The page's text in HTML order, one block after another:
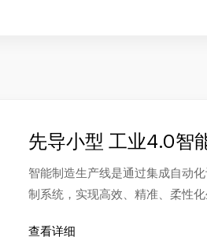
先导小型 工业4.0智
智能制造生产线是通过集成自动
制系统，实现高效、精准、柔性
查看详细